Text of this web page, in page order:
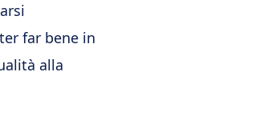
far bene in
alla